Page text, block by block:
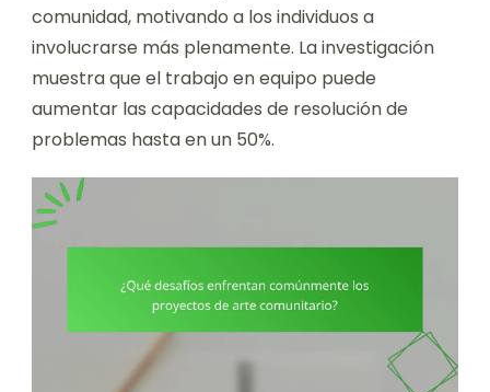
comunidad, motivando a los individuos a
involucrarse más plenamente. La investigación
muestra que el trabajo en equipo puede
aumentar las capacidades de resolución de
problemas hasta en un 50%.